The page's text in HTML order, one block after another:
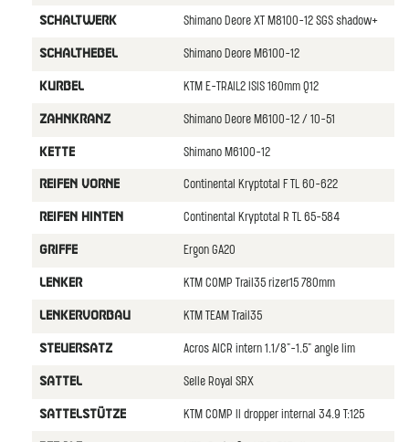
SCHALTWERK Shimano Deore XT M8100-12 SGS shadow+
SCHALTHEBEL Shimano Deore M6100-12
KURBEL KTM E-TRAIL2 ISIS 160mm Q12
ZAHNKRANZ Shimano Deore M6100-12 / 10-51
KETTE Shimano M6100-12
REIFEN VORNE Continental Kryptotal F TL 60-622
REIFEN HINTEN Continental Kryptotal R TL 65-584
GRIFFE Ergon GA20
LENKER KTM COMP Trail35 rizer15 780mm
LENKERVORBAU KTM TEAM Trail35
STEUERSATZ Acros AICR intern 1.1/8"-1.5" angle lim
SATTEL Selle Royal SRX
SATTELSTüTZE KTM COMP II dropper internal 34.9 T:125